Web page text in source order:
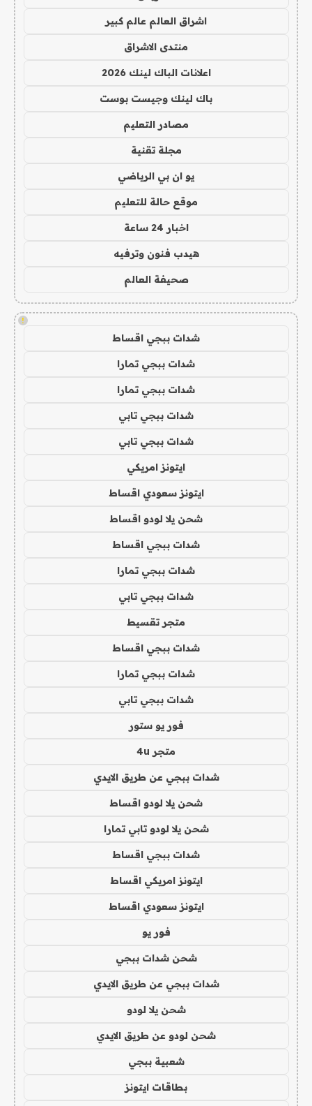
اشراق العالم عالم كبير
منتدى الاشراق
اعلانات الباك لينك 2026
باك لينك وجيست بوست
مصادر التعليم
مجلة تقنية
يو ان بي الرياضي
موقع حالة للتعليم
اخبار 24 ساعة
هيدب فنون وترفيه
صحيفة العالم
!
شدات ببجي اقساط
شدات ببجي تمارا
شدات ببجي تمارا
شدات ببجي تابي
شدات ببجي تابي
ايتونز امريكي
ايتونز سعودي اقساط
شحن يلا لودو اقساط
شدات ببجي اقساط
شدات ببجي تمارا
شدات ببجي تابي
متجر تقسيط
شدات ببجي اقساط
شدات ببجي تمارا
شدات ببجي تابي
فور يو ستور
متجر 4u
شدات ببجي عن طريق الايدي
شحن يلا لودو اقساط
شحن يلا لودو تابي تمارا
شدات ببجي اقساط
ايتونز امريكي اقساط
ايتونز سعودي اقساط
فور يو
شحن شدات ببجي
شدات ببجي عن طريق الايدي
شحن يلا لودو
شحن لودو عن طريق الايدي
شعبية ببجي
بطاقات ايتونز